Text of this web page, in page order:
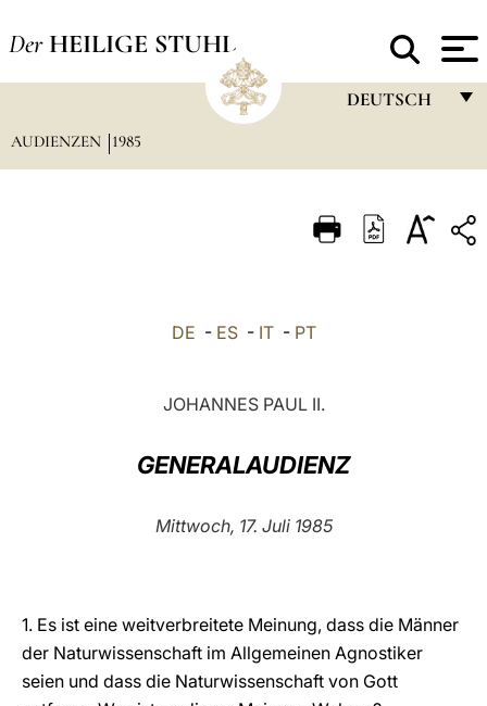
Der HEILIGE STUHL
DEUTSCH
ITALIANO
中文
AUDIENZEN 1985
DE - ES- IT- PT
JOHANNES PAUL II.
GENERALAUDIENZ
Mittwoch, 17. Juli 1985
1. Es ist eine weitverbreitete Meinung, dass die Männer
der Naturwissenschaft im Allgemeinen Agnostiker
seien und dass die Naturwissenschaft von Gott